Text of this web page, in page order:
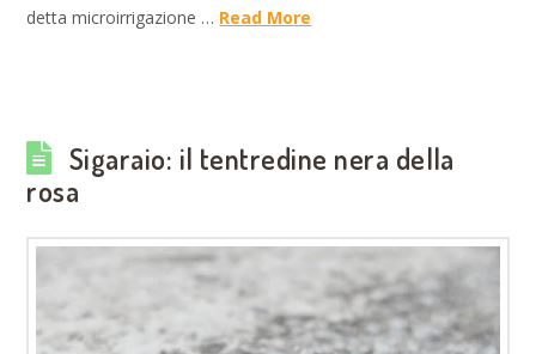
detta microirrigazione … Read More
Sigaraio: il tentredine nera della
rosa